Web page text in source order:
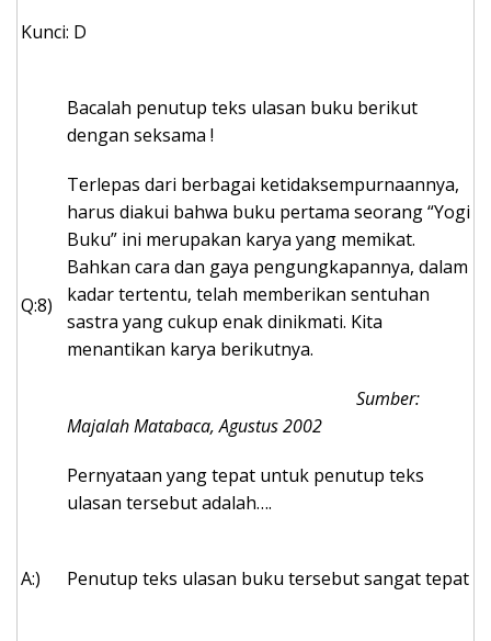
Kunci: D
Q:8)
Bacalah penutup teks ulasan buku berikut
dengan seksama !
Terlepas dari berbagai ketidaksempurnaannya,
harus diakui bahwa buku pertama seorang “Yogi
Buku” ini merupakan karya yang memikat.
Bahkan cara dan gaya pengungkapannya, dalam
kadar tertentu, telah memberikan sentuhan
sastra yang cukup enak dinikmati. Kita
menantikan karya berikutnya.
Sumber:
Majalah Matabaca, Agustus 2002
Pernyataan yang tepat untuk penutup teks
ulasan tersebut adalah….
A:) Penutup teks ulasan buku tersebut sangat tepat